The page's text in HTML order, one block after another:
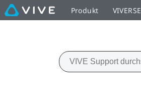
Produkt VIVERSE